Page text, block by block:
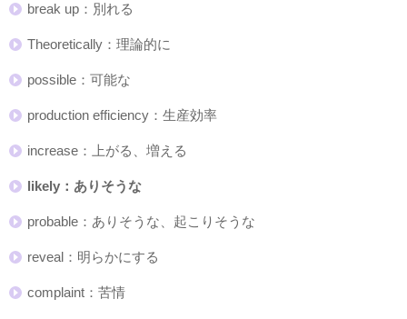
break up：別れる
Theoretically：理論的に
possible：可能な
production efficiency：生産効率
increase：上がる、増える
likely：ありそうな
probable：ありそうな、起こりそうな
reveal：明らかにする
complaint：苦情